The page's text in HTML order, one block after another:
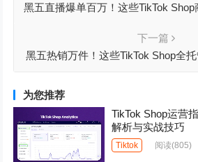
黑五直播爆单百万！这些TikTok
下一篇
黑五热销万件！这些TikTok Shop全
为您推荐
TikTok Shop运营
解析与实战技巧
Tiktok 阅读(805)